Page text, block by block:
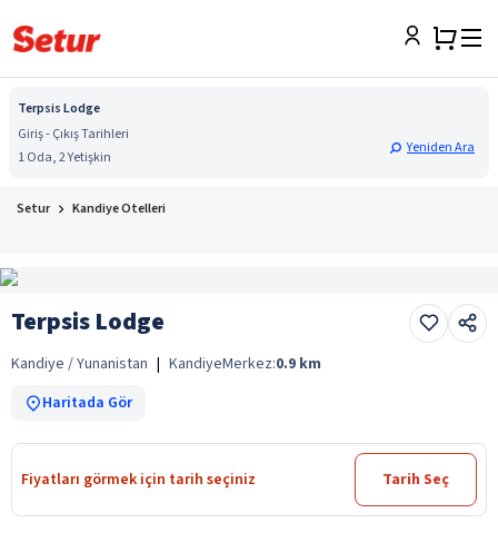
Terpsis Lodge
Giriş - Çıkış Tarihleri
1 Oda, 2 Yetişkin
Yeniden Ara
Setur Kandiye Otelleri
Terpsis Lodge
Kandiye / Yunanistan | KandiyeMerkez:0.9 km
Haritada Gör
Fiyatları görmek için tarih seçiniz Tarih Seç